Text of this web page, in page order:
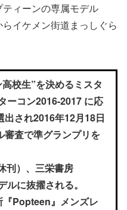
ィーンの専属モデル
イケメン街道まっしぐら
校生”を決めるミスタ
ーコン2016-2017 に応
され2016年12月18日
審査で準グランプリを
刊）、三栄書房
ルに抜擢される。
Popteen』メンズレ